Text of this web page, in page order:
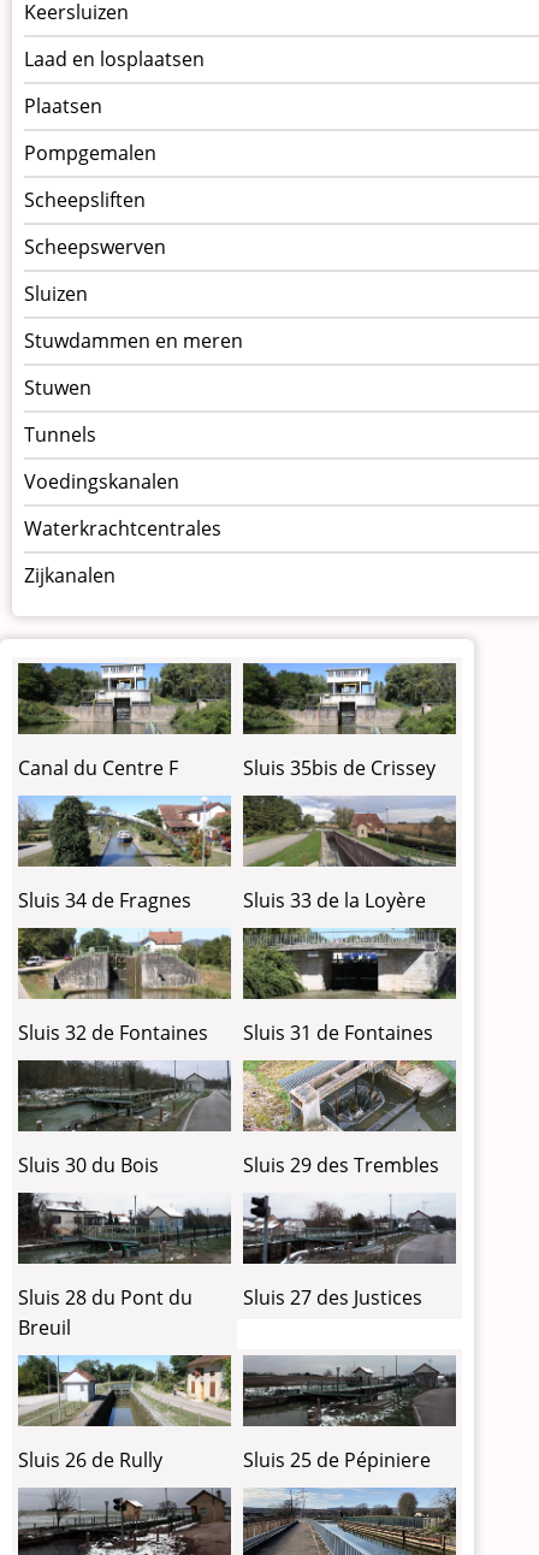
Keersluizen
Laad en losplaatsen
Plaatsen
Pompgemalen
Scheepsliften
Scheepswerven
Sluizen
Stuwdammen en meren
Stuwen
Tunnels
Voedingskanalen
Waterkrachtcentrales
Zijkanalen
Canal du Centre F Sluis 35bis de Crissey
Sluis 34 de Fragnes Sluis 33 de la Loyère
Sluis 32 de Fontaines Sluis 31 de Fontaines
Sluis 30 du Bois Sluis 29 des Trembles
Sluis 28 du Pont du
Breuil
Sluis 27 des Justices
Sluis 26 de Rully Sluis 25 de Pépiniere